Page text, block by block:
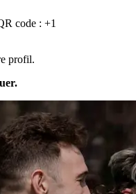
code : +1
profil.